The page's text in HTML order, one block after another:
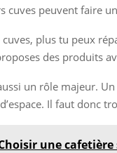
cuves peuvent faire
plus tu peux
des produits
un rôle majeur.
Il faut donc
une